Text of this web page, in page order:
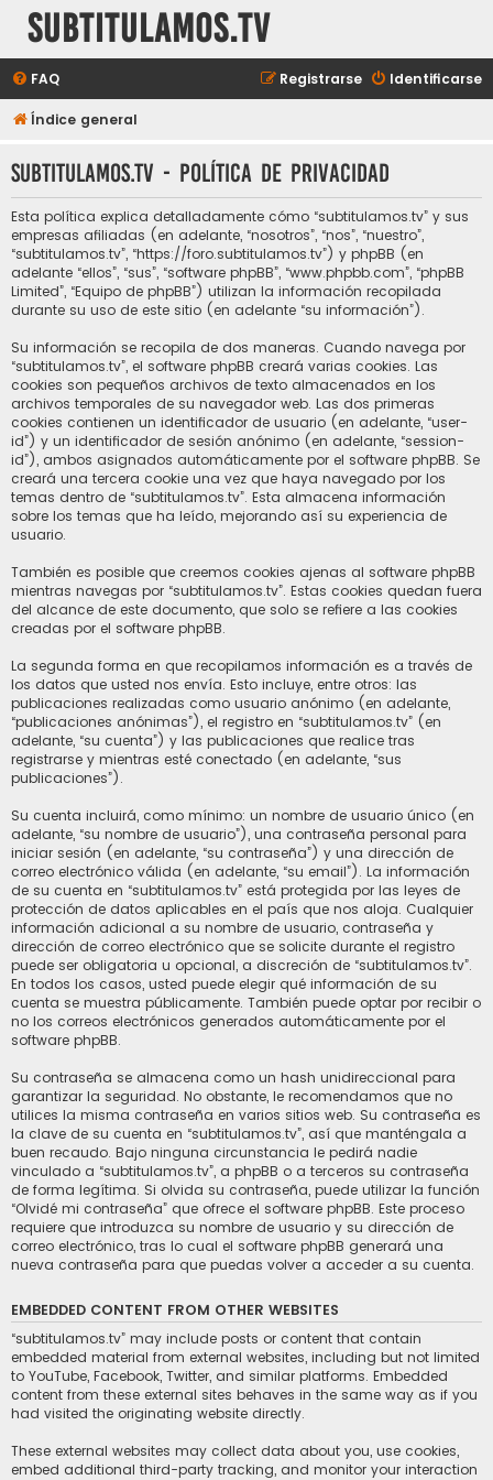
subtitulamos.tv
FAQ Identificarse
Registrarse
Índice general
subtitulamos.tv - Política de privacidad
Esta política explica detalladamente cómo “subtitulamos.tv” y sus
empresas afiliadas (en adelante, “nosotros”, “nos”, “nuestro”,
“subtitulamos.tv”, “https://foro.subtitulamos.tv”) y phpBB (en
adelante “ellos”, “sus”, “software phpBB”, “www.phpbb.com”, “phpBB
Limited”, “Equipo de phpBB”) utilizan la información recopilada
durante su uso de este sitio (en adelante “su información”).
Su información se recopila de dos maneras. Cuando navega por
“subtitulamos.tv”, el software phpBB creará varias cookies. Las
cookies son pequeños archivos de texto almacenados en los
archivos temporales de su navegador web. Las dos primeras
cookies contienen un identificador de usuario (en adelante, “user-
id”) y un identificador de sesión anónimo (en adelante, “session-
id”), ambos asignados automáticamente por el software phpBB. Se
creará una tercera cookie una vez que haya navegado por los
temas dentro de “subtitulamos.tv”. Esta almacena información
sobre los temas que ha leído, mejorando así su experiencia de
usuario.
También es posible que creemos cookies ajenas al software phpBB
mientras navegas por “subtitulamos.tv”. Estas cookies quedan fuera
del alcance de este documento, que solo se refiere a las cookies
creadas por el software phpBB.
La segunda forma en que recopilamos información es a través de
los datos que usted nos envía. Esto incluye, entre otros: las
publicaciones realizadas como usuario anónimo (en adelante,
“publicaciones anónimas”), el registro en “subtitulamos.tv” (en
adelante, “su cuenta”) y las publicaciones que realice tras
registrarse y mientras esté conectado (en adelante, “sus
publicaciones”).
Su cuenta incluirá, como mínimo: un nombre de usuario único (en
adelante, “su nombre de usuario”), una contraseña personal para
iniciar sesión (en adelante, “su contraseña”) y una dirección de
correo electrónico válida (en adelante, “su email”). La información
de su cuenta en “subtitulamos.tv” está protegida por las leyes de
protección de datos aplicables en el país que nos aloja. Cualquier
información adicional a su nombre de usuario, contraseña y
dirección de correo electrónico que se solicite durante el registro
puede ser obligatoria u opcional, a discreción de “subtitulamos.tv”.
En todos los casos, usted puede elegir qué información de su
cuenta se muestra públicamente. También puede optar por recibir o
no los correos electrónicos generados automáticamente por el
software phpBB.
Su contraseña se almacena como un hash unidireccional para
garantizar la seguridad. No obstante, le recomendamos que no
utilices la misma contraseña en varios sitios web. Su contraseña es
la clave de su cuenta en “subtitulamos.tv”, así que manténgala a
buen recaudo. Bajo ninguna circunstancia le pedirá nadie
vinculado a “subtitulamos.tv”, a phpBB o a terceros su contraseña
de forma legítima. Si olvida su contraseña, puede utilizar la función
“Olvidé mi contraseña” que ofrece el software phpBB. Este proceso
requiere que introduzca su nombre de usuario y su dirección de
correo electrónico, tras lo cual el software phpBB generará una
nueva contraseña para que puedas volver a acceder a su cuenta.
EMBEDDED CONTENT FROM OTHER WEBSITES
“subtitulamos.tv” may include posts or content that contain
embedded material from external websites, including but not limited
to YouTube, Facebook, Twitter, and similar platforms. Embedded
content from these external sites behaves in the same way as if you
had visited the originating website directly.
These external websites may collect data about you, use cookies,
embed additional third-party tracking, and monitor your interaction